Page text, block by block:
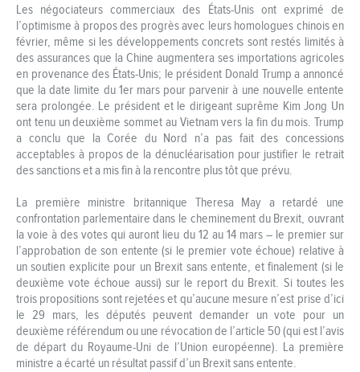
Les négociateurs commerciaux des États-Unis ont exprimé de
l’optimisme à propos des progrès avec leurs homologues chinois en
février, même si les développements concrets sont restés limités à
des assurances que la Chine augmentera ses importations agricoles
en provenance des États-Unis; le président Donald Trump a annoncé
que la date limite du 1er mars pour parvenir à une nouvelle entente
sera prolongée. Le président et le dirigeant suprême Kim Jong Un
ont tenu un deuxième sommet au Vietnam vers la fin du mois. Trump
a conclu que la Corée du Nord n’a pas fait des concessions
acceptables à propos de la dénucléarisation pour justifier le retrait
des sanctions et a mis fin à la rencontre plus tôt que prévu.
La première ministre britannique Theresa May a retardé une
confrontation parlementaire dans le cheminement du Brexit, ouvrant
la voie à des votes qui auront lieu du 12 au 14 mars – le premier sur
l’approbation de son entente (si le premier vote échoue) relative à
un soutien explicite pour un Brexit sans entente, et finalement (si le
deuxième vote échoue aussi) sur le report du Brexit. Si toutes les
trois propositions sont rejetées et qu’aucune mesure n’est prise d’ici
le 29 mars, les députés peuvent demander un vote pour un
deuxième référendum ou une révocation de l’article 50 (qui est l’avis
de départ du Royaume-Uni de l’Union européenne). La première
ministre a écarté un résultat passif d’un Brexit sans entente.